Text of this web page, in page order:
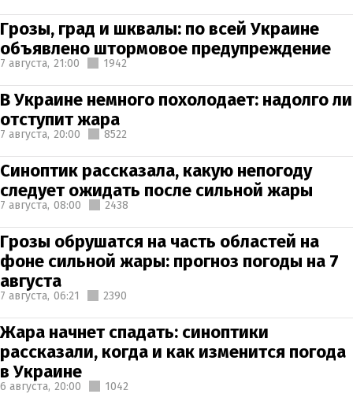
Грозы, град и шквалы: по всей Украине
объявлено штормовое предупреждение
7 августа, 21:00 1942
В Украине немного похолодает: надолго ли
отступит жара
7 августа, 20:00 8522
Синоптик рассказала, какую непогоду
следует ожидать после сильной жары
7 августа, 08:00 2438
Грозы обрушатся на часть областей на
фоне сильной жары: прогноз погоды на 7
августа
7 августа, 06:21 2390
Жара начнет спадать: синоптики
рассказали, когда и как изменится погода
в Украине
6 августа, 20:00 1042